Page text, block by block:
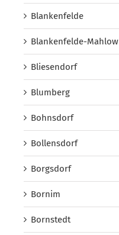
Blankenfelde
Blankenfelde-Mahlow
Bliesendorf
Blumberg
Bohnsdorf
Bollensdorf
Borgsdorf
Bornim
Bornstedt